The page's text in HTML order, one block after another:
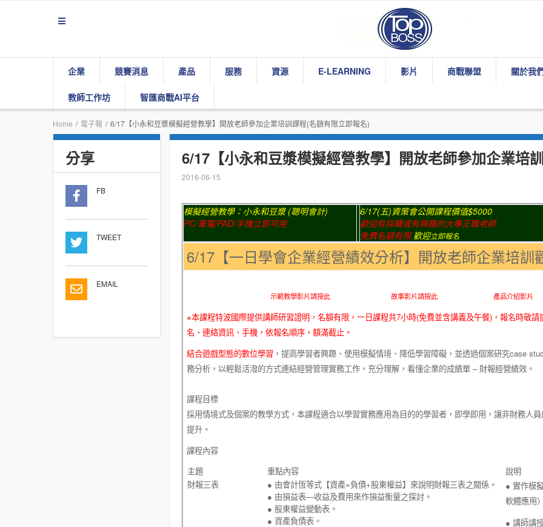
企業 競賽消息 產品 服務 資源 E-LEARNING 影片 商戰聯盟 關於我
教師工作坊 智匯商戰AI平台
Home / 電子報 / 6/17【小永和豆漿模擬經營教學】開放老師參加企業培訓課程(名額有限立即報名)
分享
FB
TWEET
EMAIL
6/17【小永和豆漿模擬經營教學】開放老師參加企業培
2016-06-15
模擬經營教學：小永和豆漿(聰明會計)
PC/筆電/PAD/手機立即可用
6/17(五)資策會公開課程價值$5000
歡迎有採購或有興趣的大專正職老師
免費名額有限.歡迎立即報名
6/17 【一日學會企業經營績效分析】開放老師企業培訓
示範教學影片請按此 故事影片請按此 產品介紹影片
※本課程特波國際提供講師研習證明，名額有限，一日課程共7小時(免費並含講義及午餐) ，報名時敬
名、連絡資訊、手機，依報名順序，額滿截止。
結合遊戲型態的數位學習 ，提高學習者興趣、使用模擬情境、降低學習障礙，並透過個案研究case
務分析，以輕鬆活潑的方式連結經營管理實務工作，充分理解，看懂企業的成績單 – 財報經營績效。
課程目標
採用情境式及個案的教學方式，本課程適合以學習實務應用為目的的學習者，即學即用，讓非財務人
提升。
課程內容
主題
重點內容
說明
財報三表
● 由會計恆等式【資產=負債+股東權益】來說明財報三表之關係。
● 由損益表—收益及費用來作損益衡量之探討。
● 股東權益變動表。
●資產負債表。
●實作模
軟體應用）
●講師講